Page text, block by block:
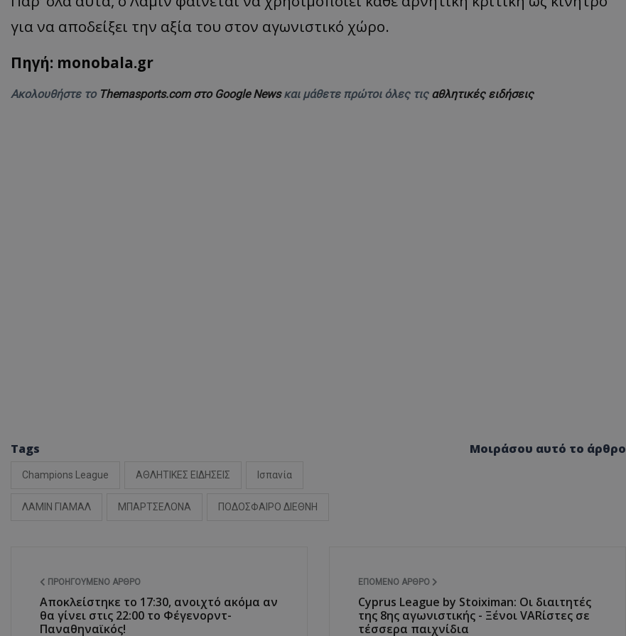
για να αποδείξει την αξία του στον αγωνιστικό χώρο.
Πηγή: monobala.gr
Ακολουθήστε το Themasports.com στο Google Newsκαι μάθετε πρώτοι όλες τις αθλητικές ειδήσεις
Tags
Champions League ΑΘΛΗΤΙΚΕΣ ΕΙΔΗΣΕΙΣ Ισπανία
ΛΑΜΙΝ ΓΙΑΜΑΛ ΜΠΑΡΤΣΕΛΟΝΑ ΠΟΔΟΣΦΑΙΡΟ ΔΙΕΘΝΗ
Μοιράσου αυτό το άρθρο
ΠΡΟΗΓΟΎΜΕΝΟ ΆΡΘΡΟ
Αποκλείστηκε το 17:30, ανοιχτό ακόμα αν
θα γίνει στις 22:00 το Φέγενορντ-
Παναθηναϊκός!
ΕΠΌΜΕΝΟ ΆΡΘΡΟ
Cyprus League by Stoiximan: Οι διαιτητές
της 8ης αγωνιστικής - Ξένοι VARίστες σε
τέσσερα παιχνίδια